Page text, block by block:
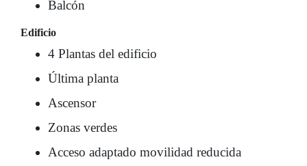
Balcón
Edificio
4 Plantas del edificio
Última planta
Ascensor
Zonas verdes
Acceso adaptado movilidad reducida